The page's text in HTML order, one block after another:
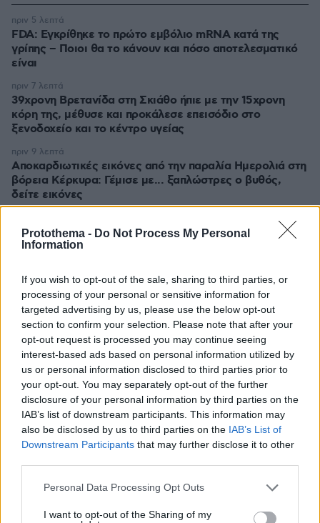
Protothema - Do Not Process My Personal
Information
If you wish to opt-out of the sale, sharing to third parties, or
processing of your personal or sensitive information for
targeted advertising by us, please use the below opt-out
section to confirm your selection. Please note that after your
opt-out request is processed you may continue seeing
interest-based ads based on personal information utilized by
us or personal information disclosed to third parties prior to
your opt-out. You may separately opt-out of the further
disclosure of your personal information by third parties on the
IAB’s list of downstream participants. This information may
also be disclosed by us to third parties on the IAB’s List of
Downstream Participants that may further disclose it to other
Please note that this website/app uses one or more Google
not limited to your visit or usage behaviour. You may click to
Personal Data Processing Opt Outs
I want to opt-out of the Sharing of my
FDA: Εγκρίθηκε το πρώτο εμβόλιο mRNA κατά της
γρίπης – Ποιοι θα το κάνουν και πόσο αποτελεσματικό
είναι
πριν 5 λεπτά
39χρονη Βρετανίδα στη Σκιάθο ήπιε με την 15χρονη
κόρη της, μέθυσε και προκάλεσε επεισόδιο στο
ξενοδοχείο και το κέντρο υγείας
πριν 7 λεπτά
Αποκαρδιωτικές εικόνες από την παραλία Ημερολιά στη
βόρεια Κέρκυρα: Γέμισε με... ξαπλώστρες ο βυθός,
δείτε εικόνες
πριν 9 λεπτά
Ελληνική ακτοπλοΐα: 164 πλοία, 20 εκατ. επιβάτες και
χρηματοδοτικό κενό άνω των €5 δισ.
Από την αιμορραγία μέχρι τη δηλητηρίαση: Τι πρέπει να
κάνετε άμεσα για να βοηθήσετε τη γάτα σας
Το μητρικό γάλα περιέχει πάνω από 1.500 βιοδραστικά
συστατικά – Πώς προστατεύουν το βρέφος
πριν 28 λεπτά
Του Σωτήρος μυρίζει τηγανητό ψάρι και γλυκαίνουν τα
πρώτα σταφύλια. Τι λέει η παράδοση
πριν 31 λεπτά
Τα fragrance mist που φοράω ξανά και ξανά κατά τη
διάρκεια του καλοκαιριού
πριν 31 λεπτά
Κολυμβητής με καρκίνο στον εγκέφαλο ξέσπασε σε
τη ζωή όλων μας, ο πόνος είναι αφόρητος